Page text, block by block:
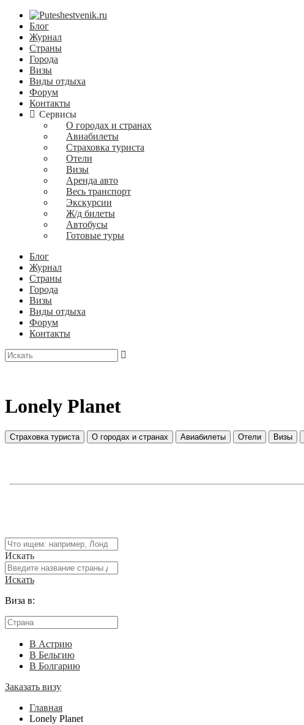
Блог
Журнал
Страны
Города
Визы
Виды отдыха
Форум
Контакты
Сервисы
О городах и странах
Авиабилеты
Страховка туриста
Отели
Визы
Аренда авто
Весь транспорт
Экскурсии
Ж/д билеты
Автобусы
Готовые туры
Блог
Журнал
Страны
Города
Визы
Виды отдыха
Форум
Контакты
Lonely Planet
Страховка туриста О городах и странах Авиабилеты Отели Визы
Искать
Искать
Виза в:
В Астрию
В Бельгию
В Болгарию
Заказать визу
Главная
Lonely Planet